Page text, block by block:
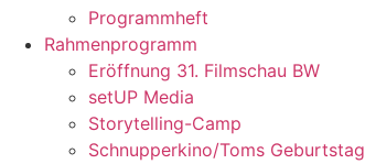
Programmheft
Rahmenprogramm
Eröffnung 31. Filmschau BW
setUP Media
Storytelling-Camp
Schnupperkino/Toms Geburtstag